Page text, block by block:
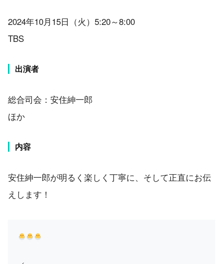
2024年10月15日（火）5:20～8:00
TBS
出演者
総合司会：安住紳一郎
ほか
内容
安住紳一郎が明るく楽しく丁寧に、そして正直にお伝
えします！